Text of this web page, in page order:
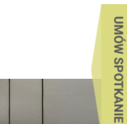
UMÓW SPOTKANIE